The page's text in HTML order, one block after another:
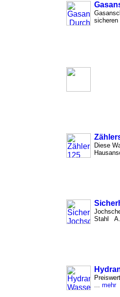
sicheren
Diese
Stahl
... mehr